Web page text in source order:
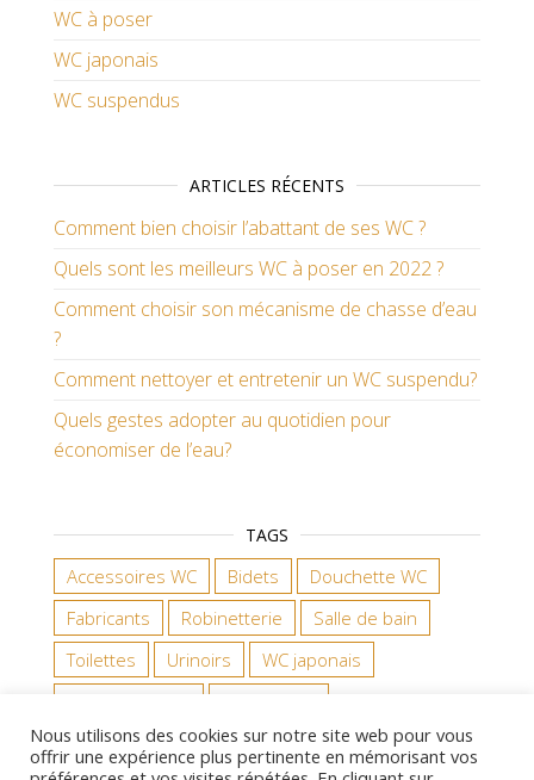
WC à poser
WC japonais
WC suspendus
ARTICLES RÉCENTS
Comment bien choisir l’abattant de ses WC ?
Quels sont les meilleurs WC à poser en 2022 ?
Comment choisir son mécanisme de chasse d’eau
?
Comment nettoyer et entretenir un WC suspendu?
Quels gestes adopter au quotidien pour
économiser de l’eau?
TAGS
Accessoires WC Bidets
Douchette WC
Fabricants
Robinetterie
Salle de bain
Toilettes
Urinoirs
WC japonais
Nous utilisons des cookies sur notre site web pour vous
offrir une expérience plus pertinente en mémorisant vos